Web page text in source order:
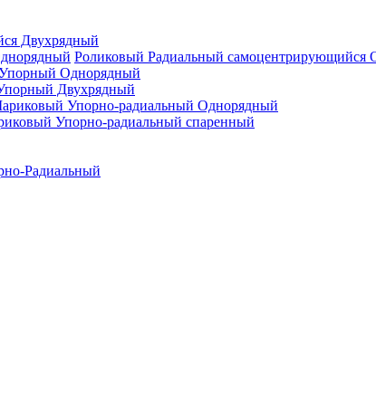
Двухрядный
Роликовый Радиальный самоцентрирующийся
Однорядный
Двухрядный
Упорно-радиальный Однорядный
Упорно-радиальный спаренный
Радиальный